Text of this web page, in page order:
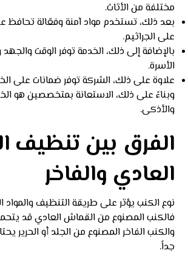
مختلفة من الأثاث.
بعد ذلك، تستخدم مواد آمنة وفعّالة تحافظ
على الجراثيم.
بالإضافة إلى ذلك، الخدمة توفر الوقت
الأسرة.
علاوة على ذلك، الشركة توفر ضمانات على
وبناءً على ذلك، الاستعانة بمتخصصين هو
والأذكى.
الفرق بين تنظيف
العادي والفاخر
نوع الكنب يؤثر على طريقة التنظيف والمواد
فالكنب المصنوع من القماش العادي قد
والكنب الفاخر المصنوع من الجلد أو الحرير
جداً.